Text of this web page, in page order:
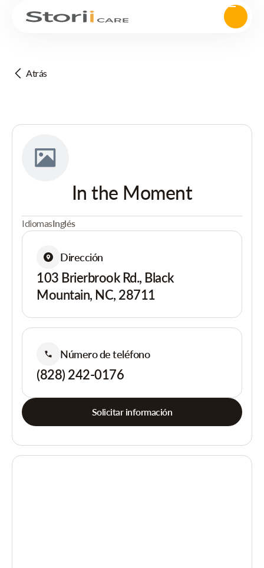
Atrás
In the Moment
IdiomasInglés
Dirección
103 Brierbrook Rd., Black
Mountain, NC, 28711
Número de teléfono
(828) 242-0176
Solicitar información